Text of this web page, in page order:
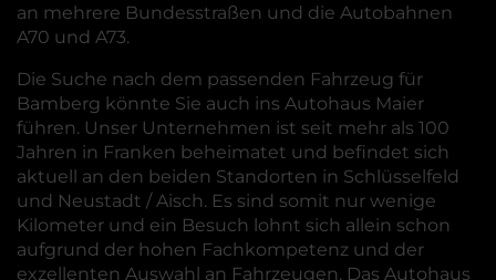
an mehrere Bundesstraßen und die Autobahnen
A70 und A73.
Die Suche nach dem passenden Fahrzeug für
Bamberg könnte Sie auch ins Autohaus Maier
führen. Unser Unternehmen ist seit mehr als 100
Jahren in Franken beheimatet und befindet sich
aktuell an den beiden Standorten in Schlüsselfeld
und Neustadt / Aisch. Es sind somit nur wenige
Kilometer und ein Besuch lohnt sich allein schon
aufgrund der hohen Fachkompetenz und der
exzellenten Auswahl an Fahrzeugen. Das Autohaus